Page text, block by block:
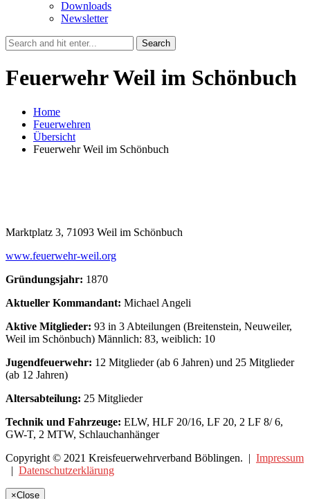
Downloads
Newsletter
Feuerwehr Weil im Schönbuch
Home
Feuerwehren
Übersicht
Feuerwehr Weil im Schönbuch
Marktplatz 3, 71093 Weil im Schönbuch
www.feuerwehr-weil.org
Gründungsjahr: 1870
Aktueller Kommandant: Michael Angeli
Aktive Mitglieder: 93 in 3 Abteilungen (Breitenstein, Neuweiler,
Weil im Schönbuch) Männlich: 83, weiblich: 10
Jugendfeuerwehr: 12 Mitglieder (ab 6 Jahren) und 25 Mitglieder
(ab 12 Jahren)
Altersabteilung: 25 Mitglieder
Technik und Fahrzeuge: ELW, HLF 20/16, LF 20, 2 LF 8/ 6,
GW-T, 2 MTW, Schlauchanhänger
Copyright © 2021 Kreisfeuerwehrverband Böblingen. | Impressum
| Datenschutzerklärung
×Close